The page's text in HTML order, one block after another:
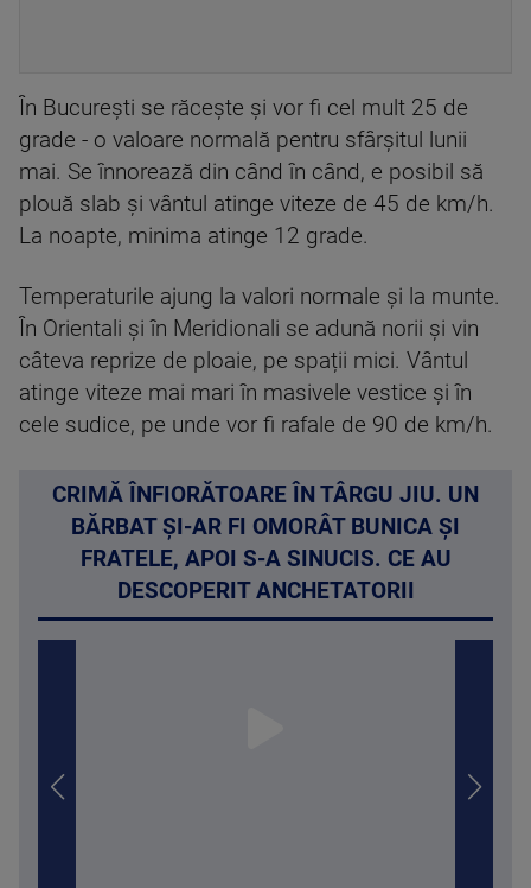
În București se răcește și vor fi cel mult 25 de
grade - o valoare normală pentru sfârșitul lunii
mai. Se înnorează din când în când, e posibil să
plouă slab și vântul atinge viteze de 45 de km/h.
La noapte, minima atinge 12 grade.
Temperaturile ajung la valori normale și la munte.
În Orientali și în Meridionali se adună norii și vin
câteva reprize de ploaie, pe spații mici. Vântul
atinge viteze mai mari în masivele vestice și în
cele sudice, pe unde vor fi rafale de 90 de km/h.
CRIMĂ ÎNFIORĂTOARE ÎN TÂRGU JIU. UN
BĂRBAT ȘI-AR FI OMORÂT BUNICA ȘI
FRATELE, APOI S-A SINUCIS. CE AU
DESCOPERIT ANCHETATORII